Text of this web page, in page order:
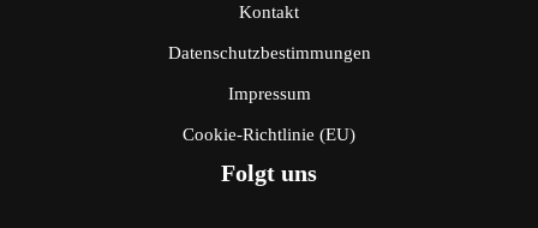
Kontakt
Datenschutzbestimmungen
Impressum
Cookie-Richtlinie (EU)
Folgt uns